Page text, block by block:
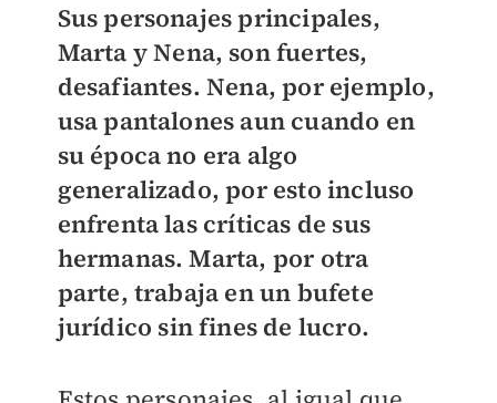
Sus personajes principales,
Marta y Nena, son fuertes,
desafiantes. Nena, por ejemplo,
usa pantalones aun cuando en
su época no era algo
generalizado, por esto incluso
enfrenta las críticas de sus
hermanas. Marta, por otra
parte, trabaja en un bufete
jurídico sin fines de lucro.